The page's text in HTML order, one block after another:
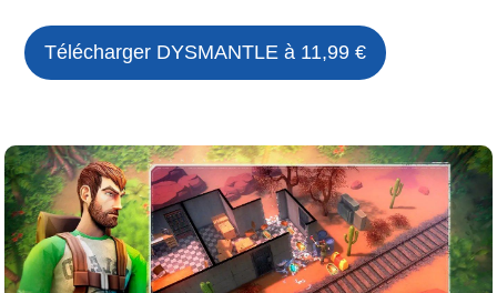
Télécharger DYSMANTLE à 11,99 €